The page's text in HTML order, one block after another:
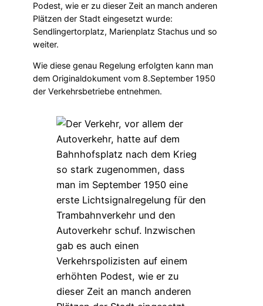
Podest, wie er zu dieser Zeit an manch anderen
Plätzen der Stadt eingesetzt wurde:
Sendlingertorplatz, Marienplatz Stachus und so
weiter.
Wie diese genau Regelung erfolgten kann man
dem Originaldokument vom 8.September 1950
der Verkehrsbetriebe entnehmen.